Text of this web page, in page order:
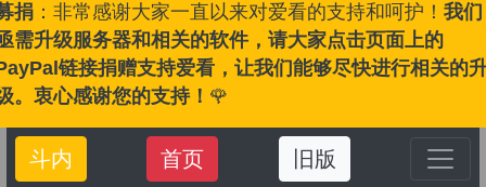
捐 ：非常感谢大家一直以来对爱看的支持和呵护！ 我们
需升级服务器和相关的软件，请大家点击页面上的
链接捐赠支持爱看，让我们能够尽快进行相关的
。衷心感谢您的支持！ 🌹
斗内 首页 旧版